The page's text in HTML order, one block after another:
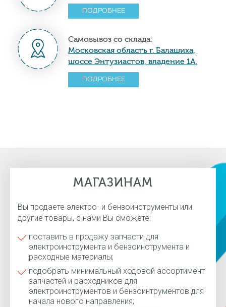
ПОДРОБНЕЕ
Самовывоз со склада:
Московская область г. Балашиха,
шоссе Энтузиастов, владение 1А.
ПОДРОБНЕЕ
МАГАЗИНАМ
Вы продаете электро- и бензоинструменты или
другие товары, с нами Вы сможете:
поставить в продажу запчасти для
электроинструмента и бензоинструмента и
расходные материалы;
подобрать минимальный ходовой ассортимент
запчастей и расходников для
электроинструментов и бензоинтрументов для
начала нового направления;